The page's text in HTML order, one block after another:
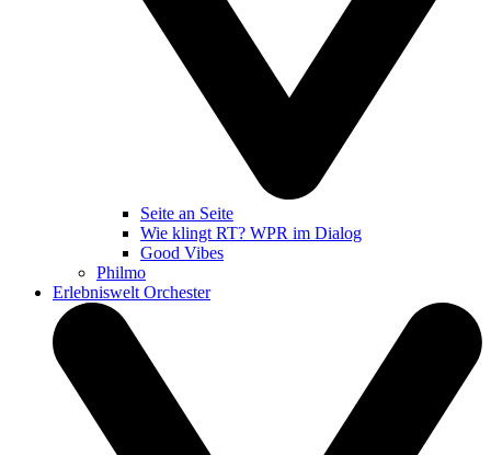
Seite an Seite
Wie klingt RT? WPR im Dialog
Good Vibes
Philmo
Erlebniswelt Orchester